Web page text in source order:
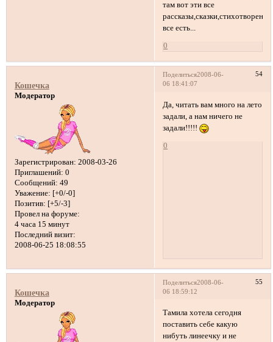
там вот эти все
рассказы,сказки,стихотворения
все есть...
0
Поделиться 54
2008-06-
06 18:41:07
Кошечка
Модератор
Зарегистрирован: 2008-03-26
Приглашений: 0
Сообщений: 49
Уважение: [+0/-0]
Позитив: [+5/-3]
Провел на форуме:
4 часа 15 минут
Последний визит:
2008-06-25 18:08:55
Да, читать вам много на лето
задали, а нам ничего не
задали!!!!!
0
Поделиться 55
2008-06-
06 18:59:12
Кошечка
Модератор
Тамила хотела сегодня
поставить себе какую
нибуть линеечку и не